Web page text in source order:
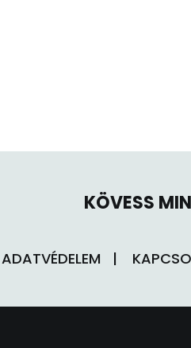
KÖVESS
ADATVÉDELEM